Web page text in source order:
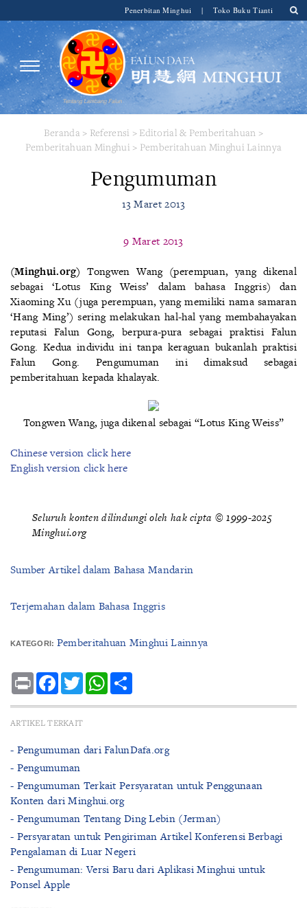
Penerbitan Minghui | Toko Buku Tianti
Beranda > Referensi > Editorial & Pemberitahuan >
Pemberitahuan Minghui > Pemberitahuan Minghui Lainnya
Pengumuman
13 Maret 2013
9 Maret 2013
(Minghui.org) Tongwen Wang (perempuan, yang dikenal
sebagai ‘Lotus King Weiss’ dalam bahasa Inggris) dan
Xiaoming Xu (juga perempuan, yang memiliki nama samaran
‘Hang Ming’) sering melakukan hal-hal yang membahayakan
reputasi Falun Gong, berpura-pura sebagai praktisi Falun
Gong. Kedua individu ini tanpa keraguan bukanlah praktisi
Falun Gong. Pengumuman ini dimaksud sebagai
pemberitahuan kepada khalayak.
Tongwen Wang, juga dikenal sebagai “Lotus King Weiss”
Chinese version click here
English version click here
Seluruh konten dilindungi oleh hak cipta © 1999-2025
Minghui.org
Sumber Artikel dalam Bahasa Mandarin
Terjemahan dalam Bahasa Inggris
KATEGORI: Pemberitahuan Minghui Lainnya
Print Facebook
TwitterWhatsApp
ARTIKEL TERKAIT
- Pengumuman dari FalunDafa.org
- Pengumuman
- Pengumuman Terkait Persyaratan untuk Penggunaan
Konten dari Minghui.org
- Pengumuman Tentang Ding Lebin (Jerman)
- Persyaratan untuk Pengiriman Artikel Konferensi Berbagi
Pengalaman di Luar Negeri
- Pengumuman: Versi Baru dari Aplikasi Minghui untuk
Ponsel Apple